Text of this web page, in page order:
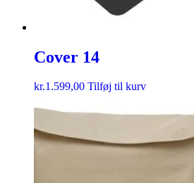
Cover 14
kr.1.599,00 Tilføj til kurv